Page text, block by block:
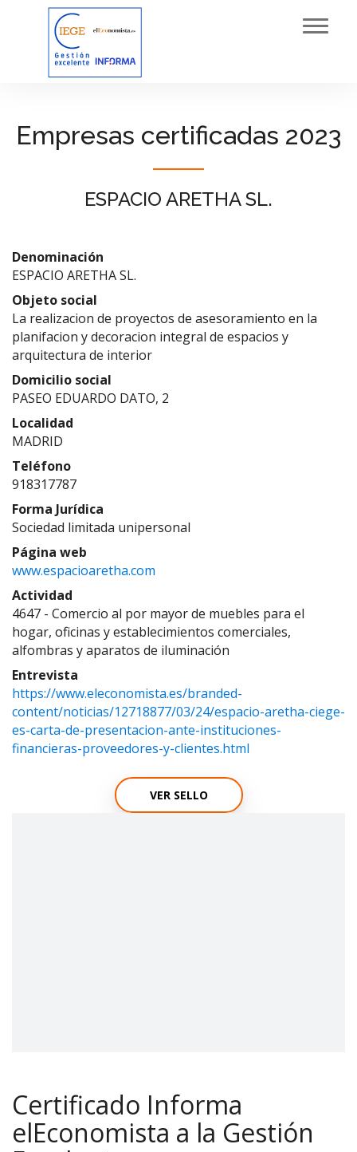
Empresas certificadas 2023
ESPACIO ARETHA SL.
Denominación
ESPACIO ARETHA SL.
Objeto social
La realizacion de proyectos de asesoramiento en la
planifacion y decoracion integral de espacios y
arquitectura de interior
Domicilio social
PASEO EDUARDO DATO, 2
Localidad
MADRID
Teléfono
918317787
Forma Jurídica
Sociedad limitada unipersonal
Página web
www.espacioaretha.com
Actividad
4647 - Comercio al por mayor de muebles para el
hogar, oficinas y establecimientos comerciales,
alfombras y aparatos de iluminación
Entrevista
https://www.eleconomista.es/branded-
content/noticias/12718877/03/24/espacio-aretha-ciege-
es-carta-de-presentacion-ante-instituciones-
financieras-proveedores-y-clientes.html
VER SELLO
Certificado Informa
elEconomista a la Gestión